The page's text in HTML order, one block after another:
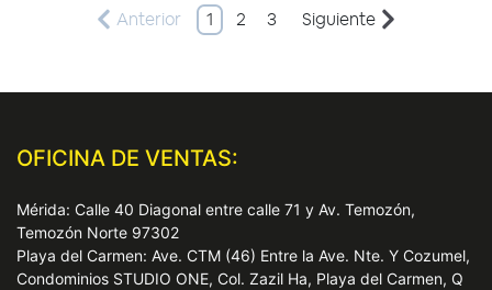
Anterior 1 2 3 Siguiente
OFICINA DE VENTAS:
Mérida: Calle 40 Diagonal entre calle 71 y Av. Temozón,
Temozón Norte 97302
Playa del Carmen: Ave. CTM (46) Entre la Ave. Nte. Y Cozumel,
Condominios STUDIO ONE, Col. Zazil Ha, Playa del Carmen, Q